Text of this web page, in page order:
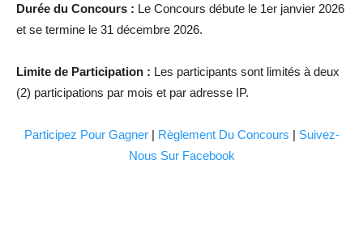
Durée du Concours : Le Concours débute le 1er janvier 2026
et se termine le 31 décembre 2026.
Limite de Participation : Les participants sont limités à deux
(2) participations par mois et par adresse IP.
Participez Pour Gagner| Règlement Du Concours | Suivez-
Nous Sur Facebook